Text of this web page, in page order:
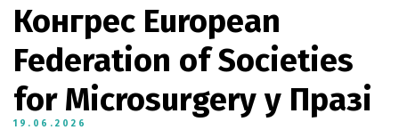
Конгрес European
Federation of Societies
for Microsurgery у Празі
19.06.2026